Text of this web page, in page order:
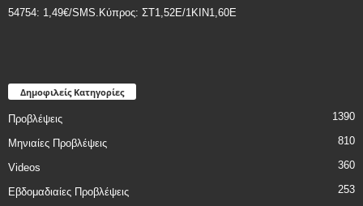
54754: 1,49€/SMS.Κύπρος: ΣT1,52E/1KIN1,60E
Δημοφιλείς Κατηγορίες
Προβλέψεις 1390
Μηνιαίες Προβλέψεις 810
Videos 360
Εβδομαδιαίες Προβλέψεις 253